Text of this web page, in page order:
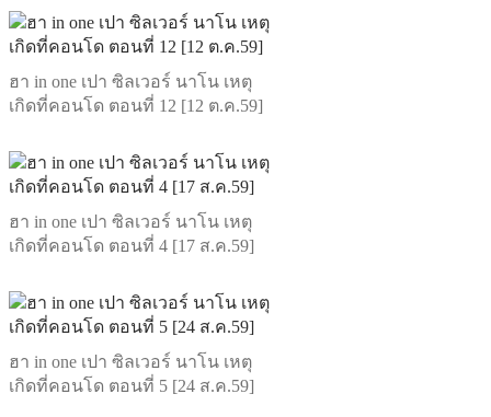
ฮา in one เปา ซิลเวอร์ นาโน เหตุ
เกิดที่คอนโด ตอนที่ 12 [12 ต.ค.59]
ฮา in one เปา ซิลเวอร์ นาโน เหตุ
เกิดที่คอนโด ตอนที่ 4 [17 ส.ค.59]
ฮา in one เปา ซิลเวอร์ นาโน เหตุ
เกิดที่คอนโด ตอนที่ 5 [24 ส.ค.59]